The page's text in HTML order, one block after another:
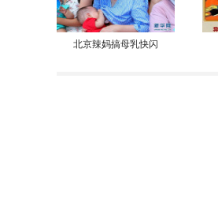
北京辣妈搞母乳快闪